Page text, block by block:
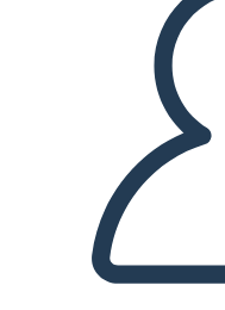
LÄS FÖR MIG